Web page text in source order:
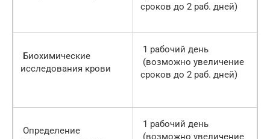
сроков до 2 раб. дней)
Биохимические
исследования крови
1 рабочий день
(возможно увеличение
сроков до 2 раб. дней)
Определение
1 рабочий день
(возможно увеличение